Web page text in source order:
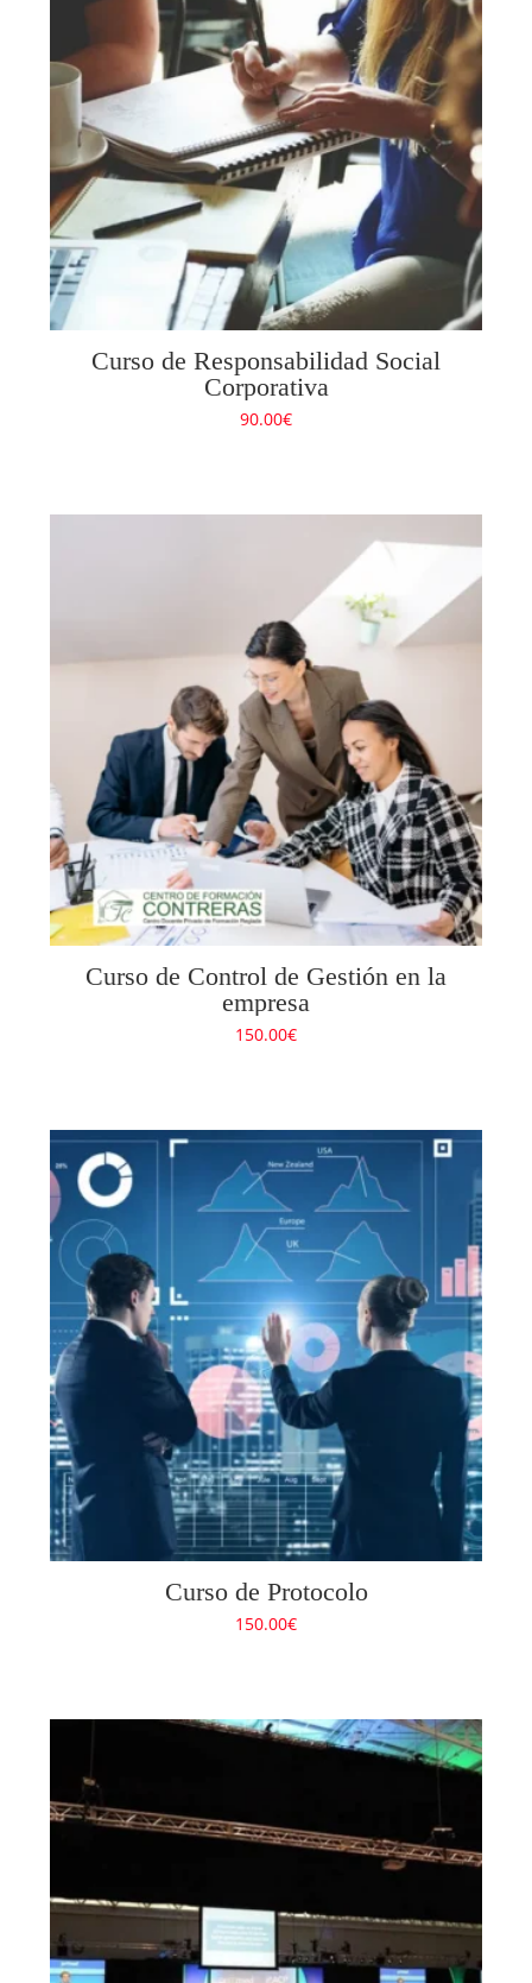
Curso de Responsabilidad Social
Corporativa
90.00€
Curso de Control de Gestión en la
empresa
150.00€
Curso de Protocolo
150.00€